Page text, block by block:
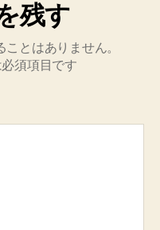
残す
とはありません。
須項目です